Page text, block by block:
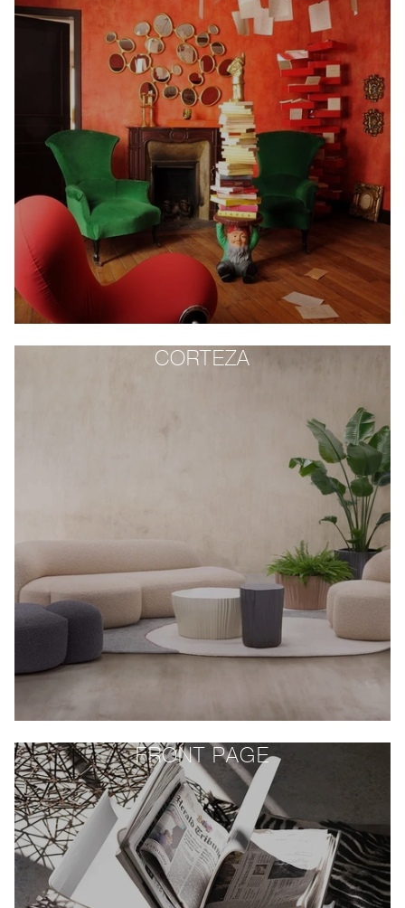
CORTEZA
FRONT PAGE